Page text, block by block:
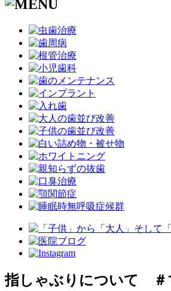
指しゃぶりについて